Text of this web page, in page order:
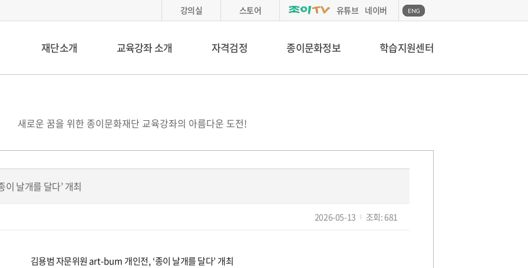
ENG
강의실 스토어 유튜브 네이버
재단소개 교육강좌 소개 자격검정 종이문화정보 학습지원센터
새로운 꿈을 위한 종이문화재단 교육강좌의 아름다운 도전!
날개를 달다’ 개최
작
성
2026-05-13 조회: 681
김용범 자문위원 art-bum 개인전,‘종이 날개를 달다’개최